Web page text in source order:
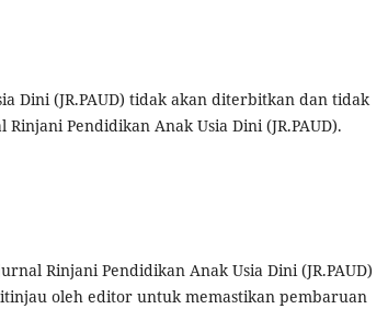
Dini (JR.PAUD) tidak akan diterbitkan dan tidak
Pendidikan Anak Usia Dini (JR.PAUD).
Rinjani Pendidikan Anak Usia Dini (JR.PAUD)
oleh editor untuk memastikan pembaruan